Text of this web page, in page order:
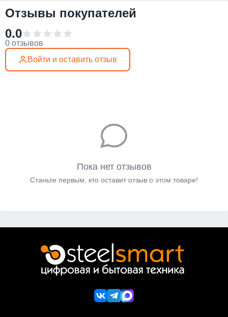
Отзывы покупателей
0.0
0 отзывов
Войти и оставить отзыв
Пока нет отзывов
Станьте первым, кто оставит отзыв о этом товаре!